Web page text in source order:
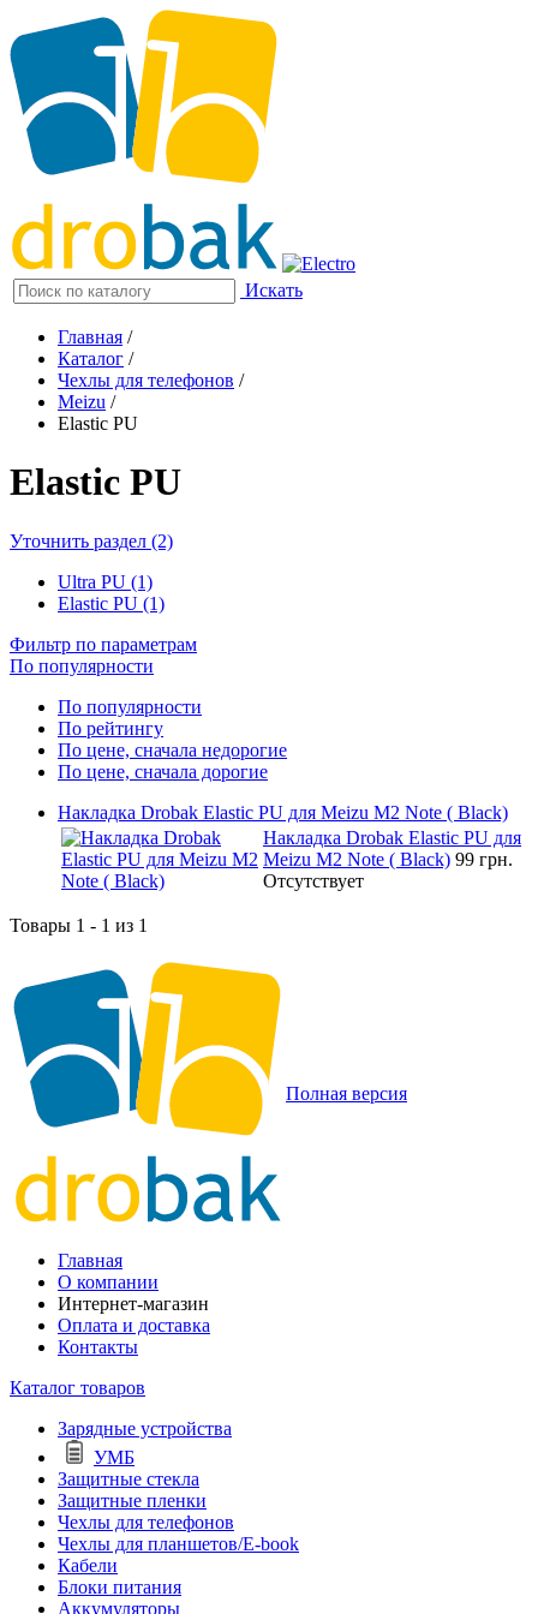
Искать
Главная /
Каталог /
Чехлы для телефонов /
Meizu /
Elastic PU
Elastic PU
Уточнить раздел (2)
Ultra PU (1)
Elastic PU (1)
Фильтр по параметрам
По популярности
По популярности
По рейтингу
По цене, сначала недорогие
По цене, сначала дорогие
Накладка Drobak Elastic PU для Meizu M2 Note ( Black)
Накладка Drobak Elastic PU для
Meizu M2 Note ( Black) 99 грн.
Отсутствует
Товары 1 - 1 из 1
Полная версия
Главная
О компании
Интернет-магазин
Оплата и доставка
Контакты
Каталог товаров
Зарядные устройства
УМБ
Защитные стекла
Защитные пленки
Чехлы для телефонов
Чехлы для планшетов/E-book
Кабели
Блоки питания
Аккумуляторы